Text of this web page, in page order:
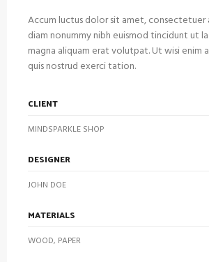
Accum luctus dolor sit amet, consectetuer
diam nonummy nibh euismod tincidunt ut
magna aliquam erat volutpat. Ut wisi enim
quis nostrud exerci tation.
CLIENT
MINDSPARKLE SHOP
DESIGNER
JOHN DOE
MATERIALS
WOOD, PAPER